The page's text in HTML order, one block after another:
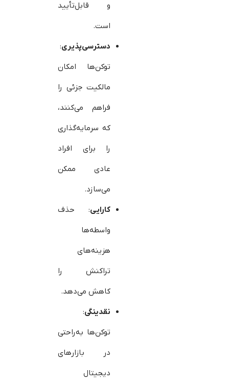
و قابل‌تأیید
است.
دسترسی‌پذیری:
توکن‌ها امکان
مالکیت جزئی را
فراهم می‌کنند،
که سرمایه‌گذاری
را برای افراد
عادی ممکن
می‌سازد.
کارایی: حذف
واسطه‌ها
هزینه‌های
تراکنش را
کاهش می‌دهد.
نقدینگی:
توکن‌ها به‌راحتی
در بازارهای
دیجیتال